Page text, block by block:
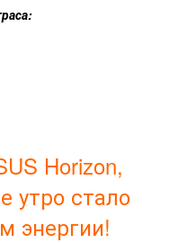
Horizon,
утро стало
энергии!